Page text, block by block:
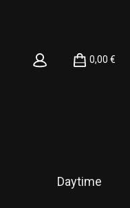
0,00 €
Daytime